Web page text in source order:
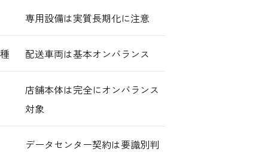
専用設備は実質長期化に注意
配送車両は基本オンバランス
店舗本体は完全にオンバランス
対象
データセンター契約は要識別判